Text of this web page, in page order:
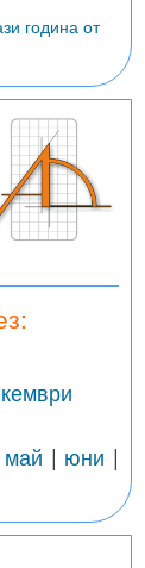
година от
май | юни |